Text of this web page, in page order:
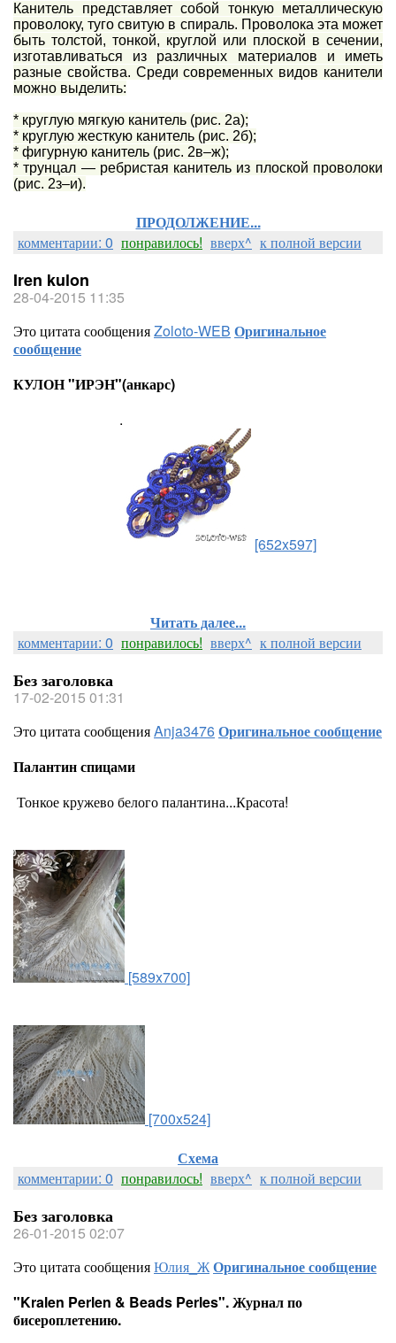
Канитель представляет собой тонкую металлическую
проволоку, туго свитую в спираль. Проволока эта может
быть толстой, тонкой, круглой или плоской в сечении,
изготавливаться из различных материалов и иметь
разные свойства. Среди современных видов канители
можно выделить:
* круглую мягкую канитель (рис. 2а);
* круглую жесткую канитель (рис. 2б);
* фигурную канитель (рис. 2в–ж);
* трунцал — ребристая канитель из плоской проволоки
(рис. 2з–и).
ПРОДОЛЖЕНИЕ...
комментарии: 0 понравилось! вверх^ к полной версии
Iren kulon
28-04-2015 11:35
Это цитата сообщенияZoloto-WEB Оригинальное
сообщение
КУЛОН "ИРЭН"(анкарс)
.
[652x597]
Читать далее...
комментарии: 0 понравилось! вверх^ к полной версии
Без заголовка
17-02-2015 01:31
Это цитата сообщенияAnja3476Оригинальное сообщение
Палантин спицами
Тонкое кружево белого палантина...Красота!
[589x700]
[700x524]
Схема
комментарии: 0 понравилось! вверх^ к полной версии
Без заголовка
26-01-2015 02:07
Это цитата сообщенияЮлия_ЖОригинальное сообщение
"Kralen Perlen & Beads Perles". Журнал по
бисероплетению.